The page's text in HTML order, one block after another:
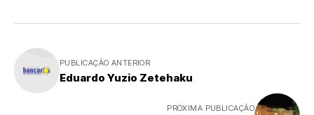
PUBLICAÇÃO ANTERIOR
Eduardo Yuzio Zetehaku
PRÓXIMA PUBLICAÇÃO